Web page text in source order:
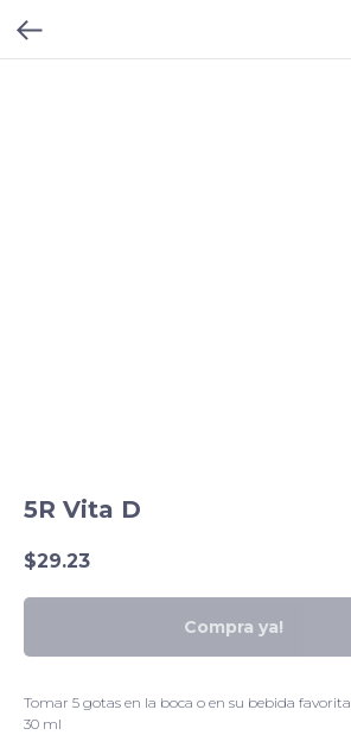
5R Vita D
$29.23
Compra ya!
Tomar 5 gotas en la boca o en su bebida favorita
30 ml